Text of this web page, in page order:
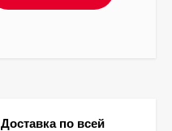
Доставка по всей